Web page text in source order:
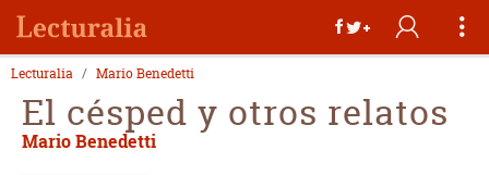
Lecturalia Mario Benedetti
El césped y otros relatos
Mario Benedetti